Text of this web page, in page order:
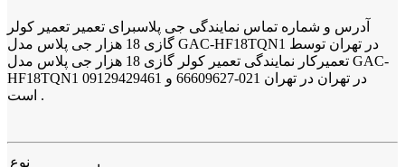
آدرس و شماره تماس نمایندگی جی پلاسبرای تعمیر تعمیر کولر
گازی 18 هزار جی پلاس مدل GAC-HF18TQN1 در تهران توسط
تعمیرکار نمایندگی تعمیر کولر گازی 18 هزار جی پلاس مدل GAC-
HF18TQN1 در تهران در تهران 021-66609627 و 09129429461
است .
نوع